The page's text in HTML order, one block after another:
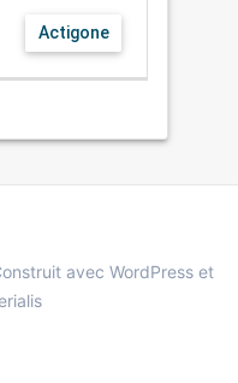
Actigone
avec WordPress et